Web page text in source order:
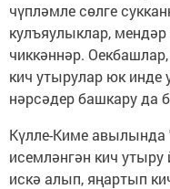
чүпләмле сөлге
кулъяулыклар,
чиккәннәр.
кич утырулар юк инде
нәрсәдер башкару да
Күлле-Киме авылында
исемләнгән кич
искә алып, яңартып